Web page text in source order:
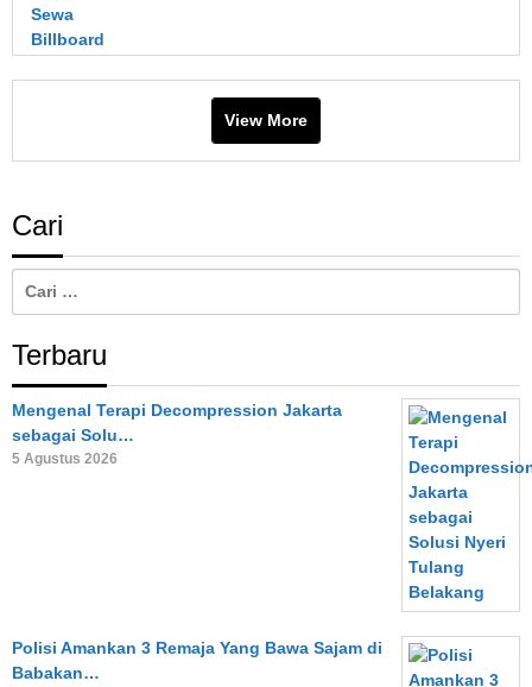
Sewa
Billboard
View More
Cari
Terbaru
Mengenal Terapi Decompression Jakarta
sebagai Solu…
5 Agustus 2026
Polisi Amankan 3 Remaja Yang Bawa Sajam di
Babakan…